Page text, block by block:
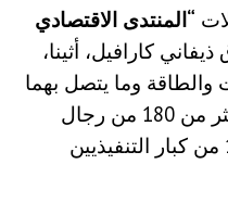
“المنتدى الاقتصادي
فندق ذيفاني كارافيل، أثينا،
والطاقة وما يتصل بهما
من صناعات ومجالات عمل كثيرة. شارك في هذا المنتدى أكثر من 180 من رجال
الأعمال العرب من 17 دولة عربية، ومن الجانب اليوناني 125 من كبار التنفيذيين